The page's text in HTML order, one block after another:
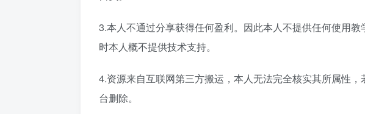
3.本人不通过分享获得任何盈利。因此本人不提供任何使用
时本人概不提供技术支持。
4.资源来自互联网第三方搬运，本人无法完全核实其所属性
台删除。